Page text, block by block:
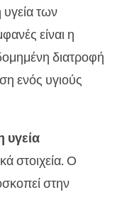
των
είναι η
διατροφή
ενός υγιούς
υγεία
στοιχεία. Ο
στην